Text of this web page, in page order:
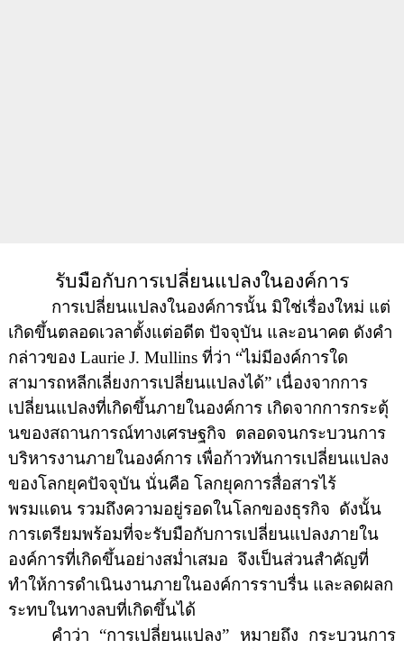
รับมือกับการเปลี่ยนแปลงในองค์การ
การเปลี่ยนแปลงในองค์การนั้น มิใช่เรื่องใหม่ แต่
เกิดขึ้นตลอดเวลาตั้งแต่อดีต ปัจจุบัน และอนาคต ดังคำ
กล่าวของ Laurie J. Mullins ที่ว่า “ไม่มีองค์การใด
สามารถหลีกเลี่ยงการเปลี่ยนแปลงได้” เนื่องจากการ
เปลี่ยนแปลงที่เกิดขึ้นภายในองค์การ เกิดจากการกระตุ้
นของสถานการณ์ทางเศรษฐกิจ ตลอดจนกระบวนการ
บริหารงานภายในองค์การ เพื่อก้าวทันการเปลี่ยนแปลง
ของโลกยุคปัจจุบัน นั่นคือ โลกยุคการสื่อสารไร้
พรมแดน รวมถึงความอยู่รอดในโลกของธุรกิจ ดังนั้น
การเตรียมพร้อมที่จะรับมือกับการเปลี่ยนแปลงภายใน
องค์การที่เกิดขึ้นอย่างสม่ำเสมอ จึงเป็นส่วนสำคัญที่
ทำให้การดำเนินงานภายในองค์การราบรื่น และลดผลก
ระทบในทางลบที่เกิดขึ้นได้
คำว่า “การเปลี่ยนแปลง” หมายถึง กระบวนการ